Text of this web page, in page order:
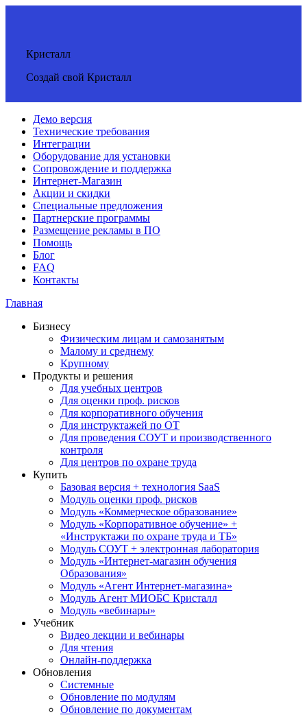
Кристалл
Создай свой Кристалл
Демо версия
Технические требования
Интеграции
Оборудование для установки
Сопровождение и поддержка
Интернет-Магазин
Акции и скидки
Специальные предложения
Партнерские программы
Размещение рекламы в ПО
Помощь
Блог
FAQ
Контакты
Главная
Бизнесу
Физическим лицам и самозанятым
Малому и среднему
Крупному
Продукты и решения
Для учебных центров
Для оценки проф. рисков
Для корпоративного обучения
Для инструктажей по ОТ
Для проведения СОУТ и производственного
контроля
Для центров по охране труда
Купить
Базовая версия + технология SaaS
Модуль оценки проф. рисков
Модуль «Коммерческое образование»
Модуль «Корпоративное обучение» +
«Инструктажи по охране труда и ТБ»
Модуль СОУТ + электронная лаборатория
Модуль «Интернет-магазин обучения
Образования»
Модуль «Агент Интернет-магазина»
Модуль Агент МИОБС Кристалл
Модуль «вебинары»
Учебник
Видео лекции и вебинары
Для чтения
Онлайн-поддержка
Обновления
Системные
Обновление по модулям
Обновление по документам